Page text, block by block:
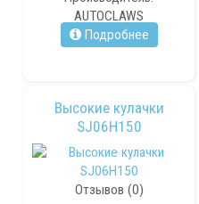
AUTOCLAWS
Подробнее
Высокие кулачки
SJ06H150
Отзывов (0)